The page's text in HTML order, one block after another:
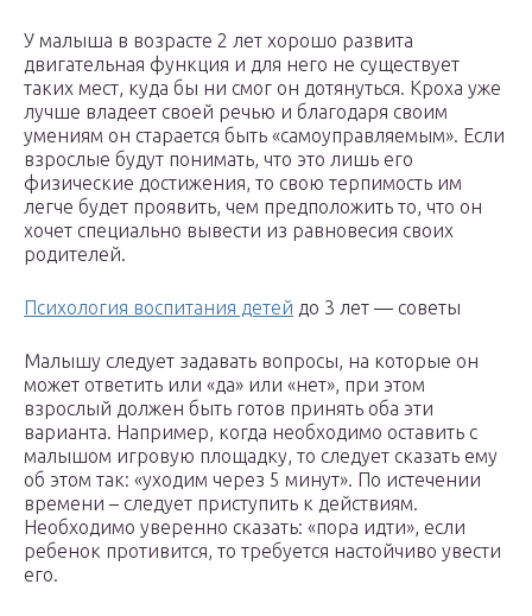
У малыша в возрасте 2 лет хорошо развита
двигательная функция и для него не существует
таких мест, куда бы ни смог он дотянуться. Кроха уже
лучше владеет своей речью и благодаря своим
умениям он старается быть «самоуправляемым». Если
взрослые будут понимать, что это лишь его
физические достижения, то свою терпимость им
легче будет проявить, чем предположить то, что он
хочет специально вывести из равновесия своих
родителей.
Психология воспитания детей до 3 лет — советы
Малышу следует задавать вопросы, на которые он
может ответить или «да» или «нет», при этом
взрослый должен быть готов принять оба эти
варианта. Например, когда необходимо оставить с
малышом игровую площадку, то следует сказать ему
об этом так: «уходим через 5 минут». По истечении
времени – следует приступить к действиям.
Необходимо уверенно сказать: «пора идти», если
ребенок противится, то требуется настойчиво увести
его.